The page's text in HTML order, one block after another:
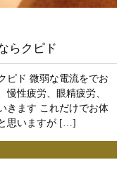
らクピド
ピド 微弱な電流をでお
性疲労、眼精疲労、
きます これだけでお体
思いますが […]